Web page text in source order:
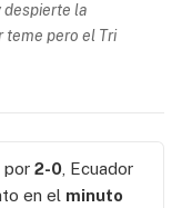
despierte la
teme pero el Tri
por 2-0 , Ecuador
en el minuto